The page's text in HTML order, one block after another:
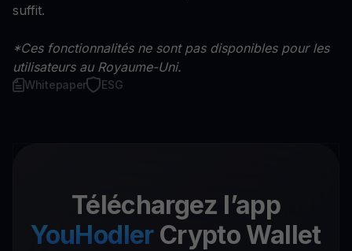
suffit.
*Ces fonctionnalités ne sont pas disponibles pour les
utilisateurs au Royaume-Uni.
Whitepaper ESG
Téléchargez l’app
YouHodler Crypto Wallet